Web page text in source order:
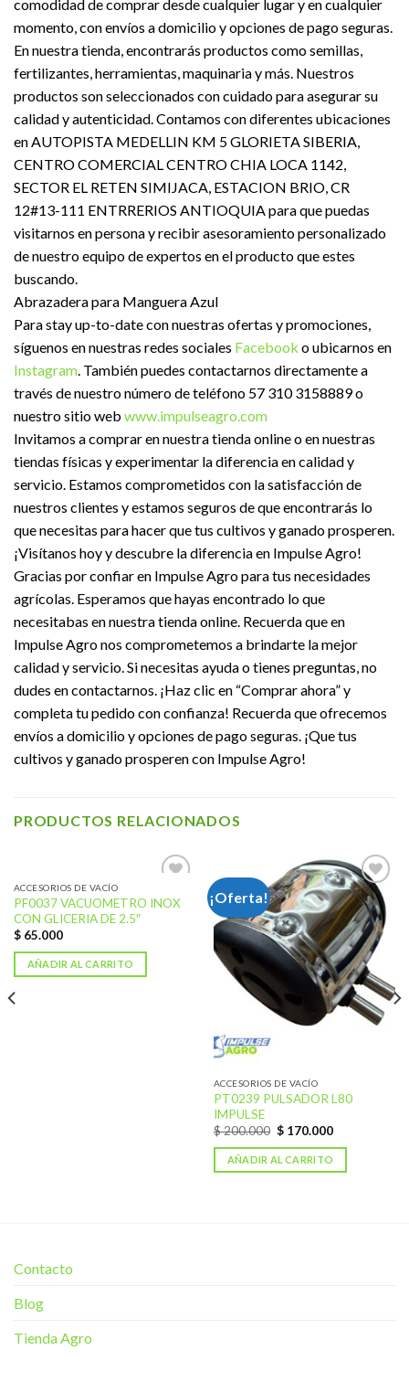
comodidad de comprar desde cualquier lugar y en cualquier
momento, con envíos a domicilio y opciones de pago seguras.
En nuestra tienda, encontrarás productos como semillas,
fertilizantes, herramientas, maquinaria y más. Nuestros
productos son seleccionados con cuidado para asegurar su
calidad y autenticidad. Contamos con diferentes ubicaciones
en AUTOPISTA MEDELLIN KM 5 GLORIETA SIBERIA,
CENTRO COMERCIAL CENTRO CHIA LOCA 1142,
SECTOR EL RETEN SIMIJACA, ESTACION BRIO, CR
12#13-111 ENTRRERIOS ANTIOQUIA para que puedas
visitarnos en persona y recibir asesoramiento personalizado
de nuestro equipo de expertos en el producto que estes
buscando.
Abrazadera para Manguera Azul
Para stay up-to-date con nuestras ofertas y promociones,
síguenos en nuestras redes sociales Facebook o ubicarnos en
Instagram. También puedes contactarnos directamente a
través de nuestro número de teléfono 57 310 3158889 o
nuestro sitio web www.impulseagro.com
Invitamos a comprar en nuestra tienda online o en nuestras
tiendas físicas y experimentar la diferencia en calidad y
servicio. Estamos comprometidos con la satisfacción de
nuestros clientes y estamos seguros de que encontrarás lo
que necesitas para hacer que tus cultivos y ganado prosperen.
¡Visítanos hoy y descubre la diferencia en Impulse Agro!
Gracias por confiar en Impulse Agro para tus necesidades
agrícolas. Esperamos que hayas encontrado lo que
necesitabas en nuestra tienda online. Recuerda que en
Impulse Agro nos comprometemos a brindarte la mejor
calidad y servicio. Si necesitas ayuda o tienes preguntas, no
dudes en contactarnos. ¡Haz clic en “Comprar ahora” y
completa tu pedido con confianza! Recuerda que ofrecemos
envíos a domicilio y opciones de pago seguras. ¡Que tus
cultivos y ganado prosperen con Impulse Agro!
PRODUCTOS RELACIONADOS
Añadir
ACCESORIOS DE VACÍO
PF0037 VACUOMETRO INOX
CON GLICERIA DE 2.5″
$65.000
AÑADIR AL CARRITO
¡Oferta!
Añadir
a la
lista de
deseos
ACCESORIOS DE VACÍO
PT0239 PULSADOR L80
IMPULSE
$200.000 $170.000
AÑADIR AL CARRITO
Contacto
Blog
Tienda Agro